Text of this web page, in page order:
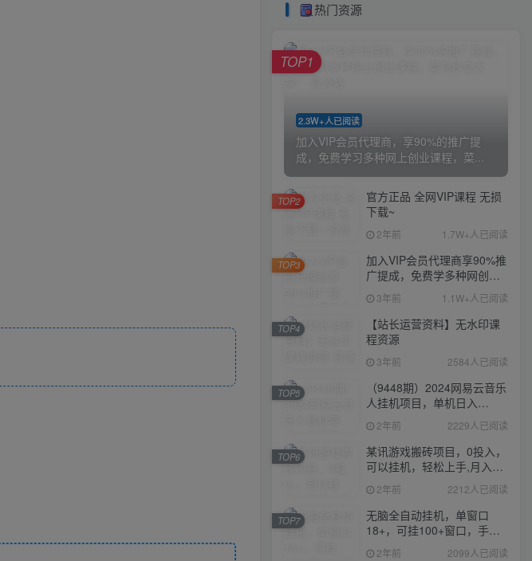
热门资源
2.3W+人已阅读
加入VIP会员代理商，享90%的推广提
成，免费学习多种网上创业课程，菜...
TOP1
官方正品 全网VIP课程 无损
下载~
2年前 1.7W+人已阅读
TOP2
加入VIP会员代理商享90%推
广提成，免费学多种网创课
程，菜鸟秒变大神
3年前 1.1W+人已阅读
TOP3
【站长运营资料】无水印课
程资源
3年前 2584人已阅读
TOP4
（9448期）2024网易云音乐
人挂机项目，单机日入
150+，无脑月入5000+
2年前 2229人已阅读
TOP5
某讯游戏搬砖项目，0投入，
可以挂机，轻松上手,月入
3000+上不封顶
2年前 2212人已阅读
TOP6
无脑全自动挂机，单窗口
18+，可挂100+窗口，手机
电脑均可操作
2年前 2099人已阅读
TOP7